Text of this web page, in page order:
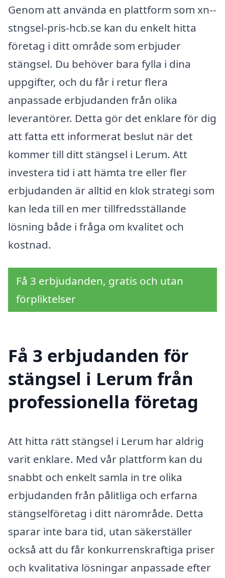
Genom att använda en plattform som xn--
stngsel-pris-hcb.se kan du enkelt hitta
företag i ditt område som erbjuder
stängsel. Du behöver bara fylla i dina
uppgifter, och du får i retur flera
anpassade erbjudanden från olika
leverantörer. Detta gör det enklare för dig
att fatta ett informerat beslut när det
kommer till ditt stängsel i Lerum. Att
investera tid i att hämta tre eller fler
erbjudanden är alltid en klok strategi som
kan leda till en mer tillfredsställande
lösning både i fråga om kvalitet och
kostnad.
Få 3 erbjudanden, gratis och utan
förpliktelser
Få 3 erbjudanden för
stängsel i Lerum från
professionella företag
Att hitta rätt stängsel i Lerum har aldrig
varit enklare. Med vår plattform kan du
snabbt och enkelt samla in tre olika
erbjudanden från pålitliga och erfarna
stängselföretag i ditt närområde. Detta
sparar inte bara tid, utan säkerställer
också att du får konkurrenskraftiga priser
och kvalitativa lösningar anpassade efter